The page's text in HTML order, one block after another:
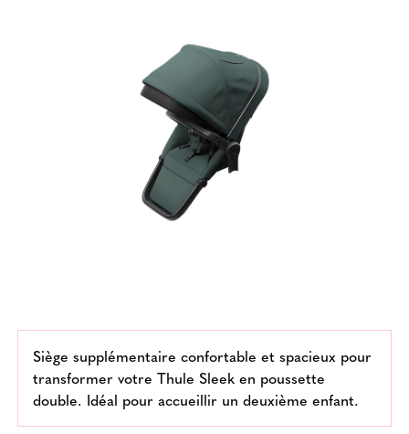
Siège supplémentaire confortable et spacieux pour
transformer votre Thule Sleek en poussette
double. Idéal pour accueillir un deuxième enfant.